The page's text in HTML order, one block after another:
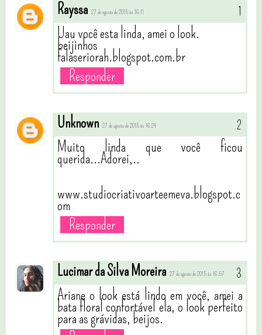
Rayssa 27 de agosto de 2015 às 16:11
Uau você esta linda, amei o look.
beijinhos
falaseriorah.blogspot.com.br
Responder
Unknown 27 de agosto de 2015 às 16:24
Muito linda que você ficou
querida...Adorei,..
www.studiocriativoarteemeva.blogspot.c
om
Responder
Lucimar da Silva Moreira 27 de agosto de 2015 às 16:57
Ariane o look está lindo em você, amei a
bata floral confortável ela, o look perfeito
para as grávidas, beijos.